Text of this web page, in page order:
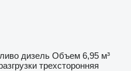
дизель Объем 6,95 м³
трехсторонняя